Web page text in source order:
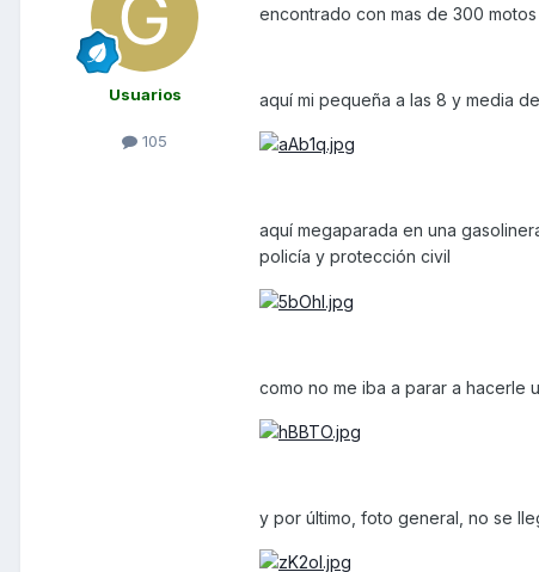
Usuarios
105
encontrado con mas de 300
aquí mi pequeña a las 8 y media
aquí megaparada en una
policía y protección civil
como no me iba a parar a hacerle
y por último, foto general, no se